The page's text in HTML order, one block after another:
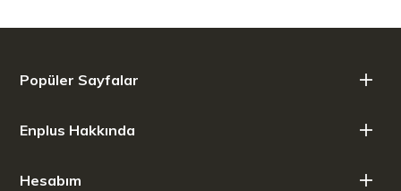
Popüler Sayfalar
Enplus Hakkında
Hesabım